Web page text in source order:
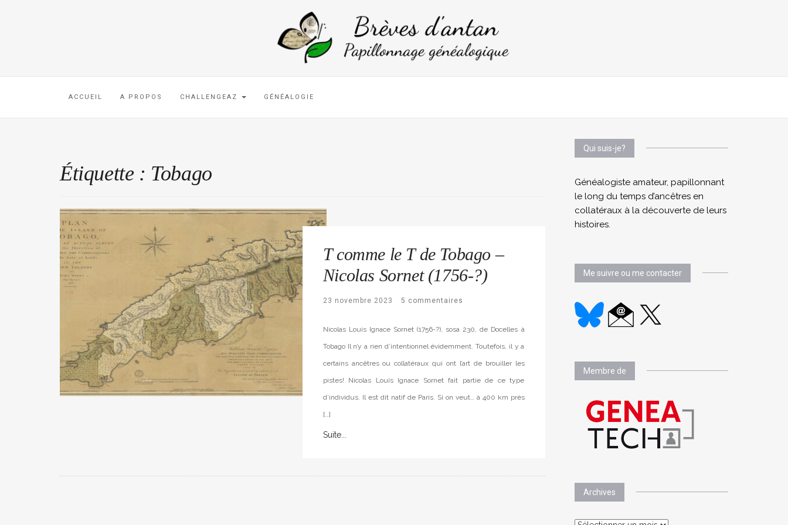
ACCUEIL A PROPOS CHALLENGEAZ GÉNÉALOGIE
Étiquette : Tobago
T comme le T de Tobago –
Nicolas Sornet (1756-?)
23 novembre 2023 5 commentaires
Nicolas Louis Ignace Sornet (1756-?), sosa 230, de Docelles à
Tobago Il n’y a rien d’intentionnel évidemment. Toutefois, il y a
certains ancêtres ou collatéraux qui ont l’art de brouiller les
pistes! Nicolas Louis Ignace Sornet fait partie de ce type
d’individus. Il est dit natif de Paris. Si on veut… à 400 km près
[…]
Suite...
Qui suis-je?
Généalogiste amateur, papillonnant
le long du temps d’ancêtres en
collatéraux à la découverte de leurs
histoires.
Me suivre ou me contacter
Membre de
Archives